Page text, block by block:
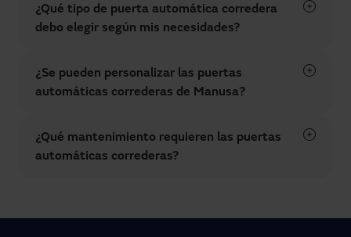
¿Qué tipo de puerta automática corredera
debo elegir según mis necesidades?
¿Se pueden personalizar las puertas
automáticas correderas de Manusa?
¿Qué mantenimiento requieren las puertas
automáticas correderas?